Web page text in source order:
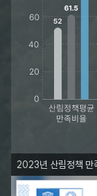
2023년 산림정책 만